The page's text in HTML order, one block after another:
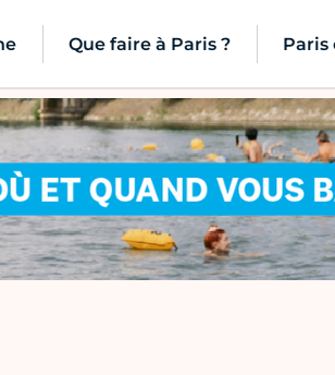
Que faire à Paris ? Paris